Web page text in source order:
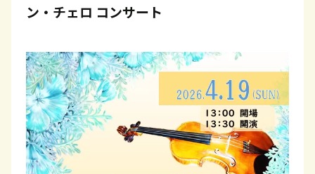
ン・チェロ コンサート